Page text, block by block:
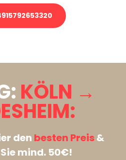
KÖLN →
den besten Preis&
mind. 50€!